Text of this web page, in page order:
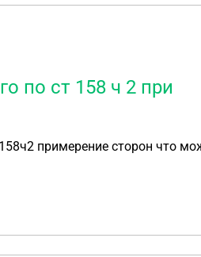
по ст 158 ч 2 при
примерение сторон что